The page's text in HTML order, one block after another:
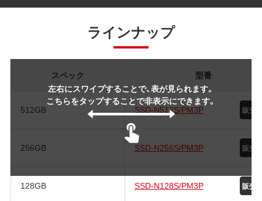
ラインナップ
左右にスワイプすることで、表が見られます。
こちらをタップすることで非表示にできます。
スペック 型番
512GB SSD-N512S/PM3P
256GB SSD-N256S/PM3P
128GB SSD-N128S/PM3P